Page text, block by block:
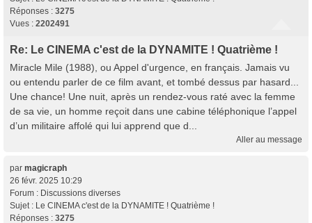
Réponses : 3275
Vues : 2202491
Re: Le CINEMA c'est de la DYNAMITE ! Quatrième !
Miracle Mile (1988), ou Appel d'urgence, en français. Jamais vu
ou entendu parler de ce film avant, et tombé dessus par hasard...
Une chance! Une nuit, après un rendez-vous raté avec la femme
de sa vie, un homme reçoit dans une cabine téléphonique l’appel
d’un militaire affolé qui lui apprend que d...
Aller au message
par magicraph
26 févr. 2025 10:29
Forum : Discussions diverses
Sujet : Le CINEMA c'est de la DYNAMITE ! Quatrième !
Réponses : 3275